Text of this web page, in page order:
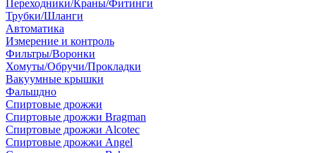
Переходники/Краны/Фитинги
Трубки/Шланги
Автоматика
Измерение и контроль
Фильтры/Воронки
Хомуты/Обручи/Прокладки
Вакуумные крышки
Фальшдно
Спиртовые дрожжи
Спиртовые дрожжи Bragman
Спиртовые дрожжи Alcotec
Спиртовые дрожжи Angel